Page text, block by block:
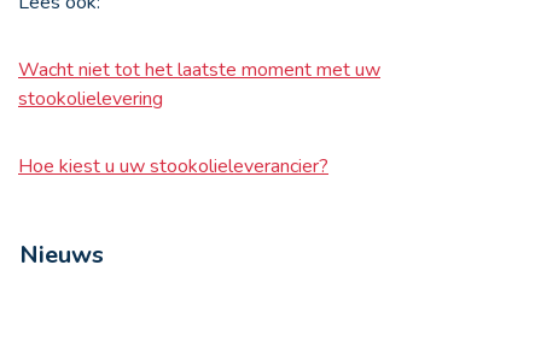
Wacht niet tot het laatste moment met uw
stookolielevering
Hoe kiest u uw stookolieleverancier?
Nieuws